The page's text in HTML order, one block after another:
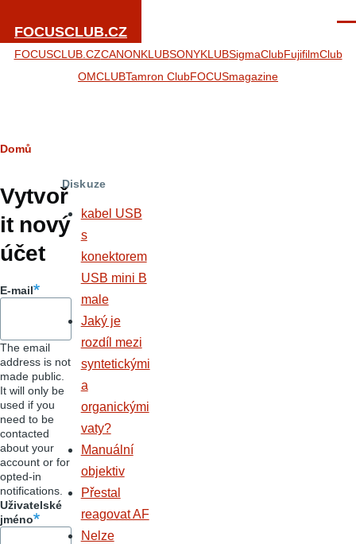
FOCUSCLUB.CZ
FOCUSCLUB.CZCANONKLUBSONYKLUBSigmaClubFujifilmClub
OMCLUBTamron ClubFOCUSmagazine
Hlavní
záložky
Drobečková
navigace
Domů
Vytvoř
it nový
účet
E-mail
The email
address is not
made public.
It will only be
used if you
need to be
contacted
about your
account or for
opted-in
notifications.
Uživatelské
jméno
Diskuze
kabel USB
s
konektorem
USB mini B
male
Jaký je
rozdíl mezi
syntetickými
a
organickými
vaty?
Manuální
objektiv
Přestal
reagovat AF
Nelze